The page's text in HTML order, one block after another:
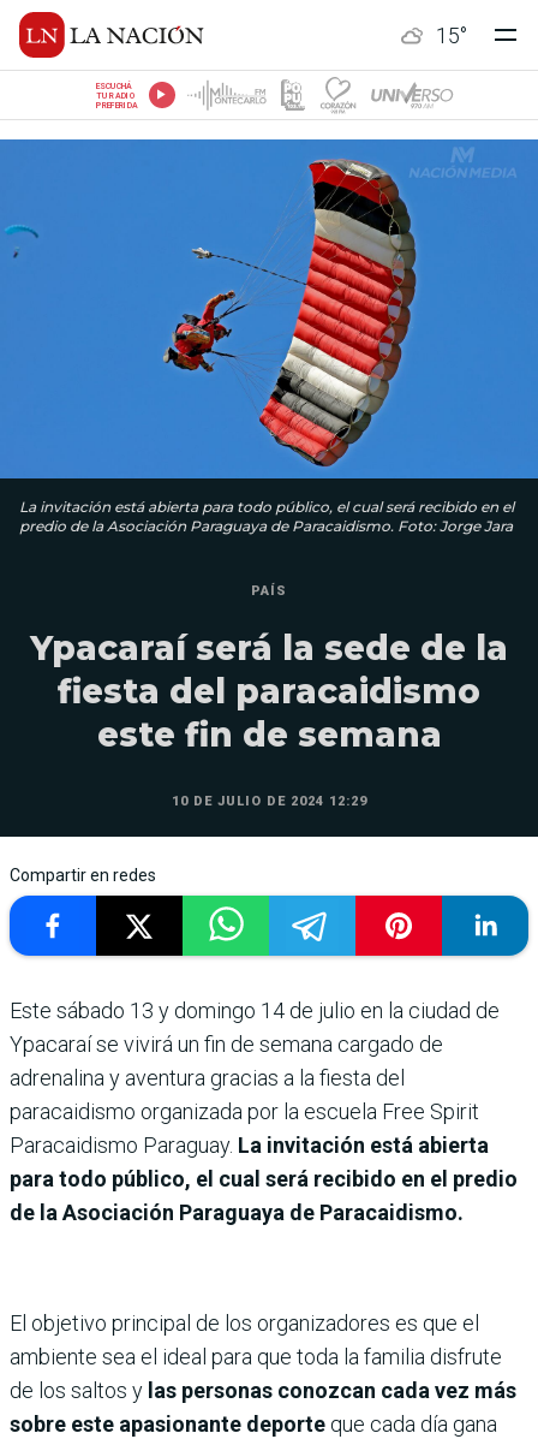
15°
ESCUCHÁ
TU RADIO
PREFERIDA
La invitación está abierta para todo público, el cual será recibido en el
predio de la Asociación Paraguaya de Paracaidismo. Foto: Jorge Jara
PAÍS
Ypacaraí será la sede de la
fiesta del paracaidismo
este fin de semana
10 DE JULIO DE 2024 12:29
Compartir en redes
Este sábado 13 y domingo 14 de julio en la ciudad de
Ypacaraí se vivirá un fin de semana cargado de
adrenalina y aventura gracias a la fiesta del
paracaidismo organizada por la escuela Free Spirit
Paracaidismo Paraguay. La invitación está abierta
para todo público, el cual será recibido en el predio
de la Asociación Paraguaya de Paracaidismo.
El objetivo principal de los organizadores es que el
ambiente sea el ideal para que toda la familia disfrute
de los saltos y las personas conozcan cada vez más
sobre este apasionante deporte que cada día gana